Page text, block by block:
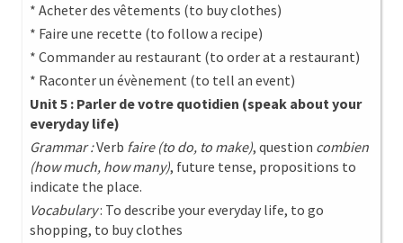
* Acheter des vêtements (to buy clothes)
* Faire une recette (to follow a recipe)
* Commander au restaurant (to order at a restaurant)
* Raconter un évènement (to tell an event)
Unit 5 : Parler de votre quotidien (speak about your
everyday life)
Grammar :Verb faire (to do, to make), question combien
(how much, how many), future tense, propositions to
indicate the place.
Vocabulary: To describe your everyday life, to go
shopping, to buy clothes